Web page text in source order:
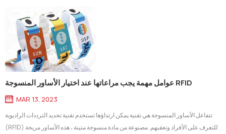
عوامل مهمة يجب مراعاتها عند اختيار الأساور المنسوجة RFID
MAR 13, 2023
تتفاعل الأساور المنسوجة هي تقنية يمكن ارتداؤها تستخدم تقنية تحديد الترددات الراديوية
(RFID) للتعرف على الأفراد وتعقبهم. مصنوعة من مادة منسوجة متينة ، هذه الأساور مريحة